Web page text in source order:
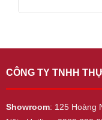
5
CÔNG TY TNHH
Showroom: 125 Hoàng